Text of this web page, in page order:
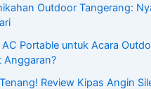
Outdoor Tangerang:
Portable untuk Acara
Anggaran?
Review Kipas Angin